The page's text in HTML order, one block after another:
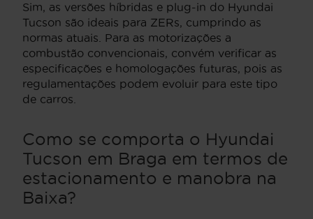
Sim, as versões híbridas e plug-in do Hyundai
Tucson são ideais para ZERs, cumprindo as
normas atuais. Para as motorizações a
combustão convencionais, convém verificar as
especificações e homologações futuras, pois as
regulamentações podem evoluir para este tipo
de carros.
Como se comporta o Hyundai
Tucson em Braga em termos de
estacionamento e manobra na
Baixa?